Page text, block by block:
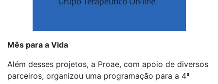
Mês para a Vida
Além desses projetos, a Proae, com apoio de diversos
parceiros, organizou uma programação para a 4ª